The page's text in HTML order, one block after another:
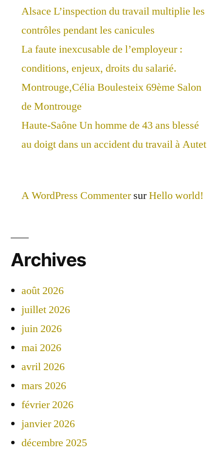
Alsace L’inspection du travail multiplie les
contrôles pendant les canicules
La faute inexcusable de l’employeur :
conditions, enjeux, droits du salarié.
Montrouge,Célia Boulesteix 69ème Salon
de Montrouge
Haute-Saône Un homme de 43 ans blessé
au doigt dans un accident du travail à Autet
A WordPress CommentersurHello world!
Archives
août 2026
juillet 2026
juin 2026
mai 2026
avril 2026
mars 2026
février 2026
janvier 2026
décembre 2025